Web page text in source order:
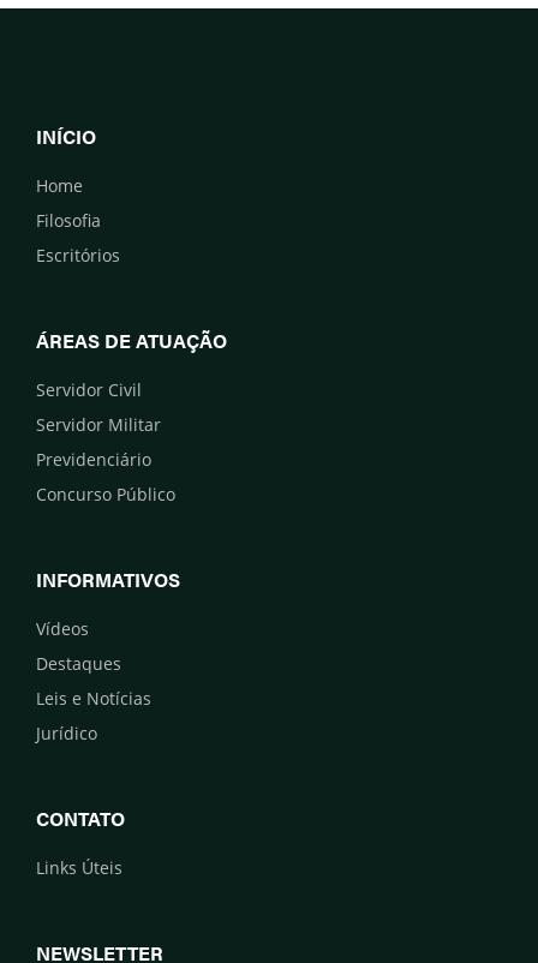
INÍCIO
Home
Filosofia
Escritórios
ÁREAS DE ATUAÇÃO
Servidor Civil
Servidor Militar
Previdenciário
Concurso Público
INFORMATIVOS
Vídeos
Destaques
Leis e Notícias
Jurídico
CONTATO
Links Úteis
NEWSLETTER